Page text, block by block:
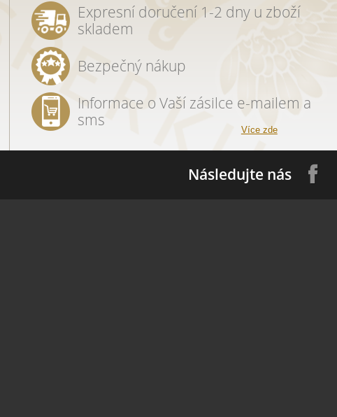
Expresní doručení 1-2 dny u zboží
skladem
Bezpečný nákup
Informace o Vaší zásilce e-mailem a
sms
Více zde
Následujte nás